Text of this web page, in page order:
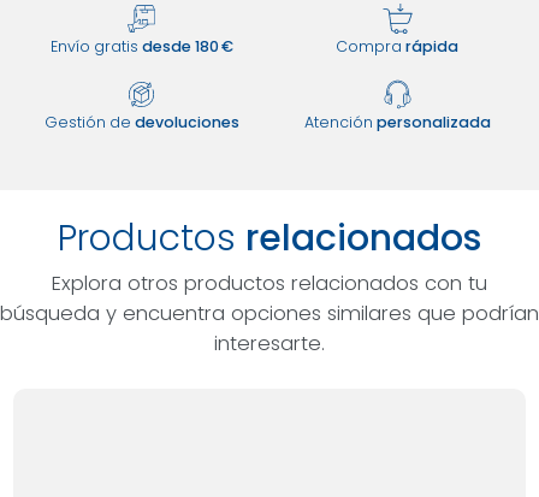
Envío gratis desde 180 € Comprarápida
Gestión de devoluciones Atención personalizada
Productos relacionados
Explora otros productos relacionados con tu
búsqueda y encuentra opciones similares que podrían
interesarte.